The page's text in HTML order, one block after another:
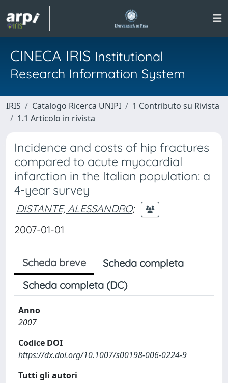
CINECA IRIS Institutional
Research Information System
IRIS Catalogo Ricerca UNIPI
1 Contributo su Rivista
1.1 Articolo in rivista
Incidence and costs of hip fractures
compared to acute myocardial
infarction in the Italian population: a
4-year survey
DISTANTE, ALESSANDRO;
2007-01-01
Scheda breve
Scheda completa
Scheda completa (DC)
Anno
2007
Codice DOI
https://dx.doi.org/10.1007/s00198-006-0224-9
Tutti gli autori